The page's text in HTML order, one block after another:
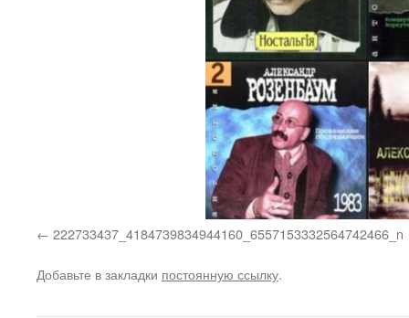
222733437_4184739834944160_6557153332564742466_n
Добавьте в закладки постоянную ссылку.